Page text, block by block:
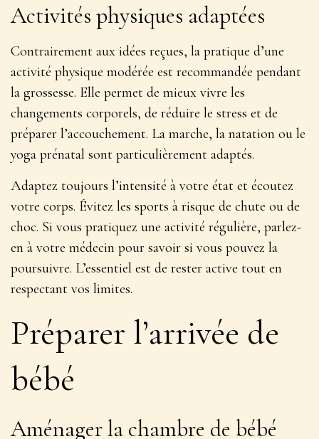
Activités physiques adaptées
Contrairement aux idées reçues, la pratique d’une
activité physique modérée est recommandée pendant
la grossesse. Elle permet de mieux vivre les
changements corporels, de réduire le stress et de
préparer l’accouchement. La marche, la natation ou le
yoga prénatal sont particulièrement adaptés.
Adaptez toujours l’intensité à votre état et écoutez
votre corps. Évitez les sports à risque de chute ou de
choc. Si vous pratiquez une activité régulière, parlez-
en à votre médecin pour savoir si vous pouvez la
poursuivre. L’essentiel est de rester active tout en
respectant vos limites.
Préparer l’arrivée de
bébé
Aménager la chambre de bébé